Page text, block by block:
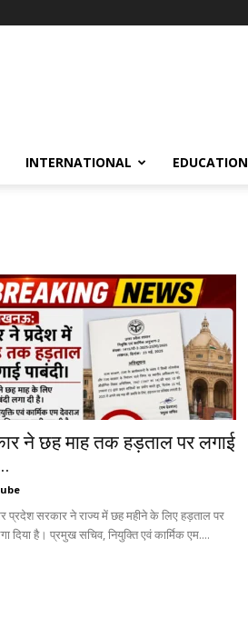
INTERNATIONAL EDUCATION
ने छह माह तक हड़ताल पर लगाई
सरकार ने राज्य में छह महीने के लिए हड़ताल पर
दिया है। प्रमुख सचिव, नियुक्ति एवं कार्मिक एम....